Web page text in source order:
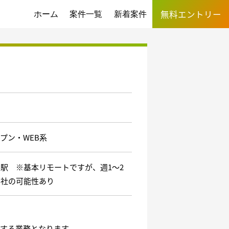
無料エントリー
ホーム 案件一覧 新着案件
ン・WEB系
※基本リモートですが、週1～2
の可能性あり